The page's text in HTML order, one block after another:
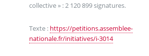
collective » : 2 120 899 signatures.
Texte : https://petitions.assemblee-
nationale.fr/initiatives/i-3014